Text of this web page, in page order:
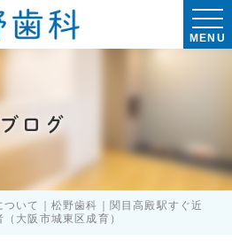
MENU
ブログ
ついて｜松野歯科｜関目高殿駅すぐ近
（大阪市城東区成育）